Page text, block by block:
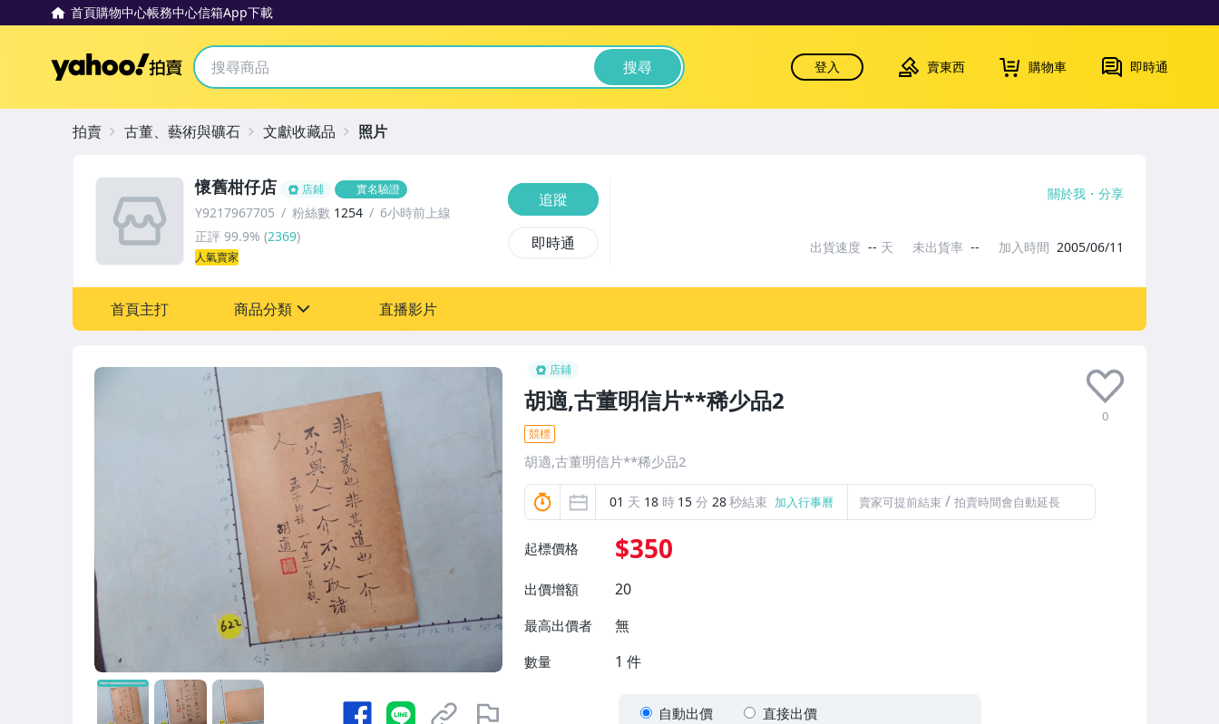
首頁購物中心帳務中心信箱App下載
Yahoo拍賣 搜尋 登入 賣東西 購物車 即時通
店鋪
胡適,古董明信片**稀少品2
0
競標
胡適,古董明信片**稀少品2
01 天 18 時 15 分 26秒結束 加入行事曆 賣家可提前結束 / 拍賣時間會自動延長
起標價格 $350
出價增額 20
最高出價者 無
數量 1 件
自動出價 直接出價
懷舊柑仔店 店鋪 實名驗證
Y9217967705 粉絲數 1254
6小時前上線
正評 99.9% (2369)
人氣賣家
追蹤
即時通
關於我 分享
出貨速度 -- 天 未出貨率 -- 加入時間 2005/06/11
首頁主打 商品分類 直播影片
拍賣 古董、藝術與礦石 文獻收藏品 照片